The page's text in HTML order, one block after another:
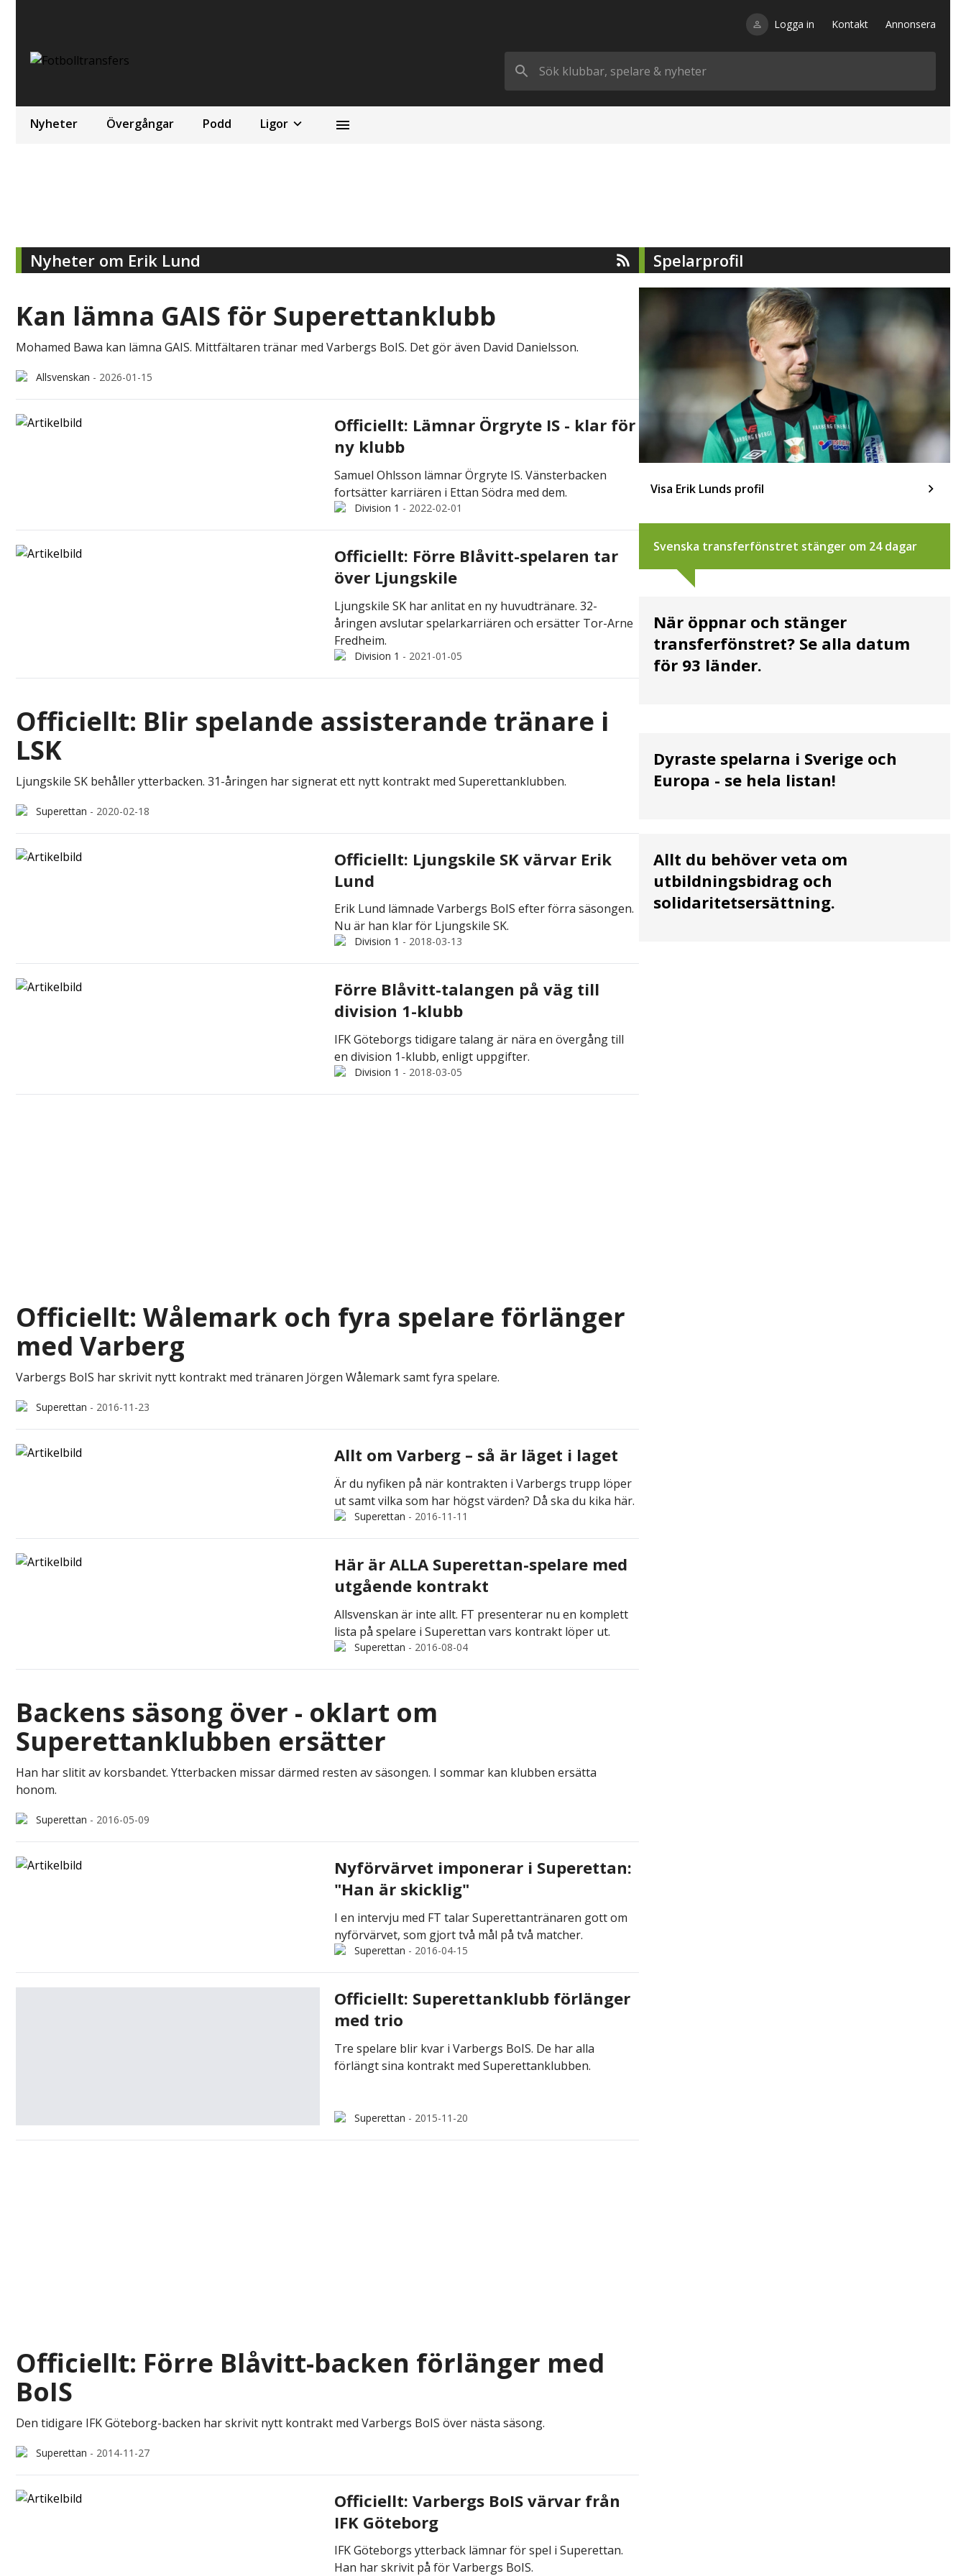
Logga in Kontakt Annonsera
Nyheter Övergångar Podd Ligor
Nyheter om Erik Lund
Kan lämna GAIS för Superettanklubb
Mohamed Bawa kan lämna GAIS. Mittfältaren tränar med Varbergs BoIS. Det gör även David Danielsson.
Allsvenskan - 2026-01-15
Officiellt: Lämnar Örgryte IS - klar för
ny klubb
Samuel Ohlsson lämnar Örgryte IS. Vänsterbacken
fortsätter karriären i Ettan Södra med dem.
Division 1 - 2022-02-01
Officiellt: Förre Blåvitt-spelaren tar
över Ljungskile
Ljungskile SK har anlitat en ny huvudtränare. 32-
åringen avslutar spelarkarriären och ersätter Tor-Arne
Fredheim.
Division 1 - 2021-01-05
Officiellt: Blir spelande assisterande tränare i
LSK
Ljungskile SK behåller ytterbacken. 31-åringen har signerat ett nytt kontrakt med Superettanklubben.
Superettan - 2020-02-18
Officiellt: Ljungskile SK värvar Erik
Lund
Erik Lund lämnade Varbergs BoIS efter förra säsongen.
Nu är han klar för Ljungskile SK.
Division 1 - 2018-03-13
Förre Blåvitt-talangen på väg till
division 1-klubb
IFK Göteborgs tidigare talang är nära en övergång till
en division 1-klubb, enligt uppgifter.
Division 1 - 2018-03-05
Officiellt: Wålemark och fyra spelare förlänger
med Varberg
Varbergs BoIS har skrivit nytt kontrakt med tränaren Jörgen Wålemark samt fyra spelare.
Superettan - 2016-11-23
Allt om Varberg – så är läget i laget
Är du nyfiken på när kontrakten i Varbergs trupp löper
ut samt vilka som har högst värden? Då ska du kika här.
Superettan - 2016-11-11
Här är ALLA Superettan-spelare med
utgående kontrakt
Allsvenskan är inte allt. FT presenterar nu en komplett
lista på spelare i Superettan vars kontrakt löper ut.
Superettan - 2016-08-04
Backens säsong över - oklart om
Superettanklubben ersätter
Han har slitit av korsbandet. Ytterbacken missar därmed resten av säsongen. I sommar kan klubben ersätta
honom.
Superettan - 2016-05-09
Nyförvärvet imponerar i Superettan:
"Han är skicklig"
I en intervju med FT talar Superettantränaren gott om
nyförvärvet, som gjort två mål på två matcher.
Superettan - 2016-04-15
Officiellt: Superettanklubb förlänger
med trio
Tre spelare blir kvar i Varbergs BoIS. De har alla
förlängt sina kontrakt med Superettanklubben.
Superettan - 2015-11-20
Officiellt: Förre Blåvitt-backen förlänger med
BoIS
Den tidigare IFK Göteborg-backen har skrivit nytt kontrakt med Varbergs BoIS över nästa säsong.
Superettan - 2014-11-27
Officiellt: Varbergs BoIS värvar från
IFK Göteborg
IFK Göteborgs ytterback lämnar för spel i Superettan.
Han har skrivit på för Varbergs BoIS.
Spelarprofil
Visa Erik Lunds profil
Svenska transferfönstret stänger om 24 dagar
När öppnar och stänger
transferfönstret? Se alla datum
för 93 länder.
Dyraste spelarna i Sverige och
Europa - se hela listan!
Allt du behöver veta om
utbildningsbidrag och
solidaritetsersättning.